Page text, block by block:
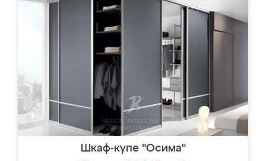
Шкаф-купе "Осима"